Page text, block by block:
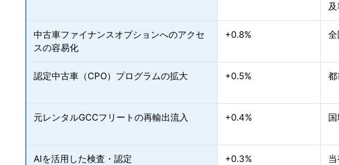
中古車ファイナンスオプションへのアクセ
スの容易化
+0.8%
認定中古車（CPO）プログラムの拡大 +0.5%
元レンタルGCCフリートの再輸出流入 +0.4%
AIを活用した検査・認定 +0.3%